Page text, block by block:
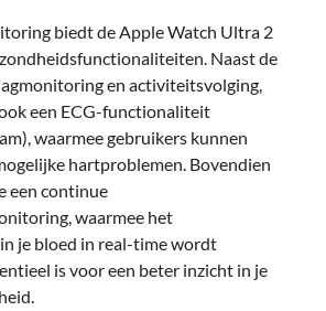
biedt de Apple Watch Ultra 2
Naast de
en activiteitsvolging,
een ECG-functionaliteit
waarmee gebruikers kunnen
hartproblemen. Bovendien
een continue
waarmee het
je bloed in real-time wordt
is voor een beter inzicht in je